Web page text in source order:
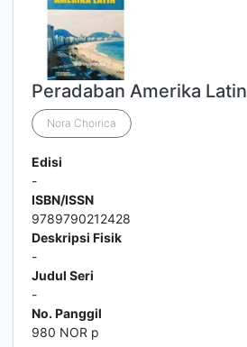
Peradaban Amerika Latin
Nora Choirica
Edisi
-
ISBN/ISSN
9789790212428
Deskripsi Fisik
-
Judul Seri
-
No. Panggil
980 NOR p